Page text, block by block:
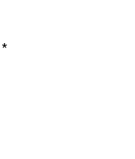
*